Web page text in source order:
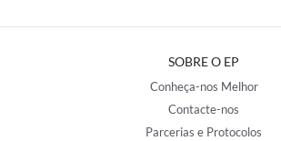
SOBRE O EP
Conheça-nos Melhor
Contacte-nos
Parcerias e Protocolos